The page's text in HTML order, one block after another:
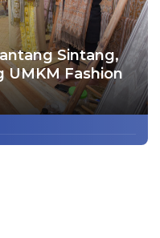
Sintang,
UMKM Fashion